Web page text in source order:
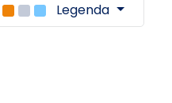
Legenda